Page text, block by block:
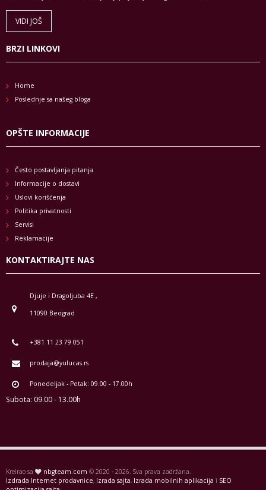
VIDI JOŠ
BRZI LINKOVI
Home
Poslednje sa našeg bloga
OPŠTE INFORMACIJE
Često postavljanja pitanja
Informacije o dostavi
Uslovi korišćenja
Politika privatnosti
Servisi
Reklamacije
KONTAKTIRAJTE NAS
Djuje i Dragoljuba 4E ,
11090 Beograd
+381 11 23 79 051
prodaja@yulucas.rs
Ponedeljak - Petak: 09.00 - 17.00h
Subota: 09.00 - 13.00h
Kreirao sa nbgteam.com © 2020 - 2026. Sva prava zadržana.
Izdrada Internet prodavnice, Izrada sajta, Izrada mobilnih aplikacija i SEO